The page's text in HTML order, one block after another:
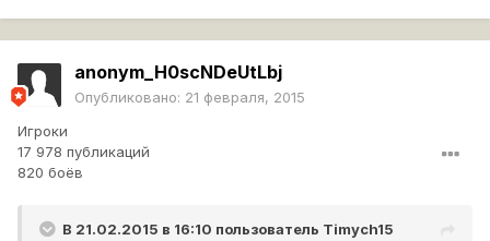
anonym_H0scNDeUtLbj
Опубликовано: 21 февраля, 2015
Игроки
17 978 публикаций
820 боёв
В 21.02.2015 в 16:10 пользователь Timych15